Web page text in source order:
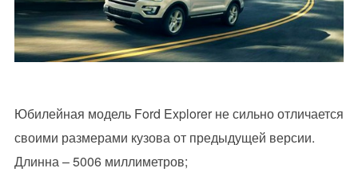
Юбилейная модель Ford Explorer не сильно отличается
своими размерами кузова от предыдущей версии.
Длинна – 5006 миллиметров;